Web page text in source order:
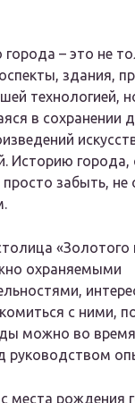
– это не
здания,
технологией,
в сохранении
Историю города,
забыть, не
«Золотого
охраняемыми
с ними,
можно во
руководством
места рождения